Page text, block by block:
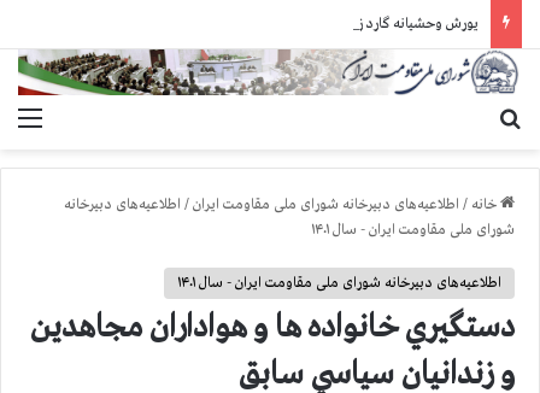
یورش وحشیانه گارد زندان اوین به سالن ۵ بند ۷ و ضرب و شتم زندانیان
خانه / اطلاعیه‌های دبیرخانه شورای ملی مقاومت ایران/ اطلاعیه‌های دبیرخانه
شورای ملی مقاومت ایران - سال ۱۴۰۱
اطلاعیه‌های دبیرخانه شورای ملی مقاومت ایران - سال ۱۴۰۱
دستگيري خانواده ها و هواداران مجاهدين
و زندانيان سياسي سابق